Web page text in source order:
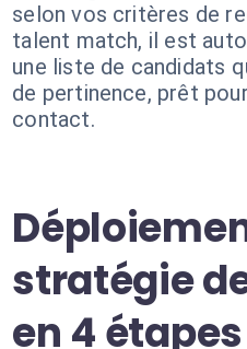
selon vos critères de
talent match, il est
une liste de candidats
de pertinence, prêt
contact.
stratégie
en 4 étapes